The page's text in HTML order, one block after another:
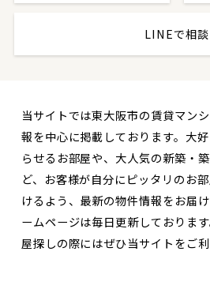
LINEで相談
当サイトでは東大阪市の賃貸マン
報を中心に掲載しております。大
らせるお部屋や、大人気の新築・
ど、お客様が自分にピッタリのお
けるよう、最新の物件情報をお届
ームページは毎日更新しておりま
屋探しの際にはぜひ当サイトをご利